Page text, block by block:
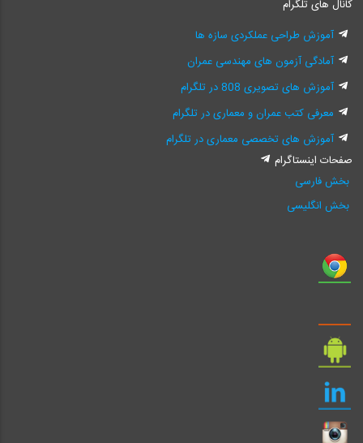
کانال های تلگرام
آموزش طراحی عملکردی سازه ها
آمادگی آزمون های مهندسی عمران
آموزش های تصویری 808 در تلگرام
معرفی کتب عمران و معماری در تلگرام
آموزش های تخصصی معماری در تلگرام
صفحات اینستاگرام
بخش فارسی
بخش انگلیسی